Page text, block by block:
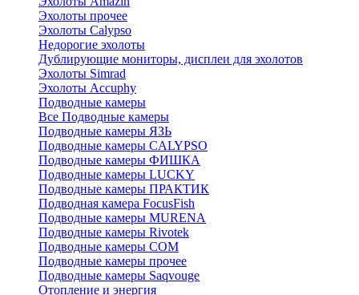
Эхолоты прочее
Эхолоты Calypso
Недорогие эхолоты
Дублирующие мониторы, дисплеи для эхолотов
Эхолоты Simrad
Эхолоты Accuphy
Подводные камеры
Все Подводные камеры
Подводные камеры ЯЗЬ
Подводные камеры CALYPSO
Подводные камеры ФИШКА
Подводные камеры LUCKY
Подводные камеры ПРАКТИК
Подводная камера FocusFish
Подводные камеры MURENA
Подводные камеры Rivotek
Подводные камеры СОМ
Подводные камеры прочее
Подводные камеры Saqvouge
Отопление и энергия